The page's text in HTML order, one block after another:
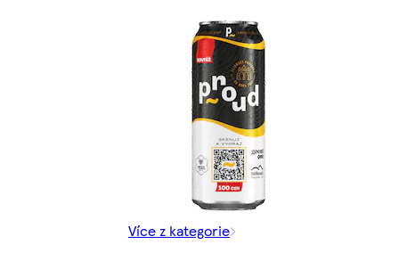
Více z kategorie